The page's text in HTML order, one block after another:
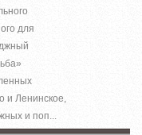
для
и Ленинское,
и поп...